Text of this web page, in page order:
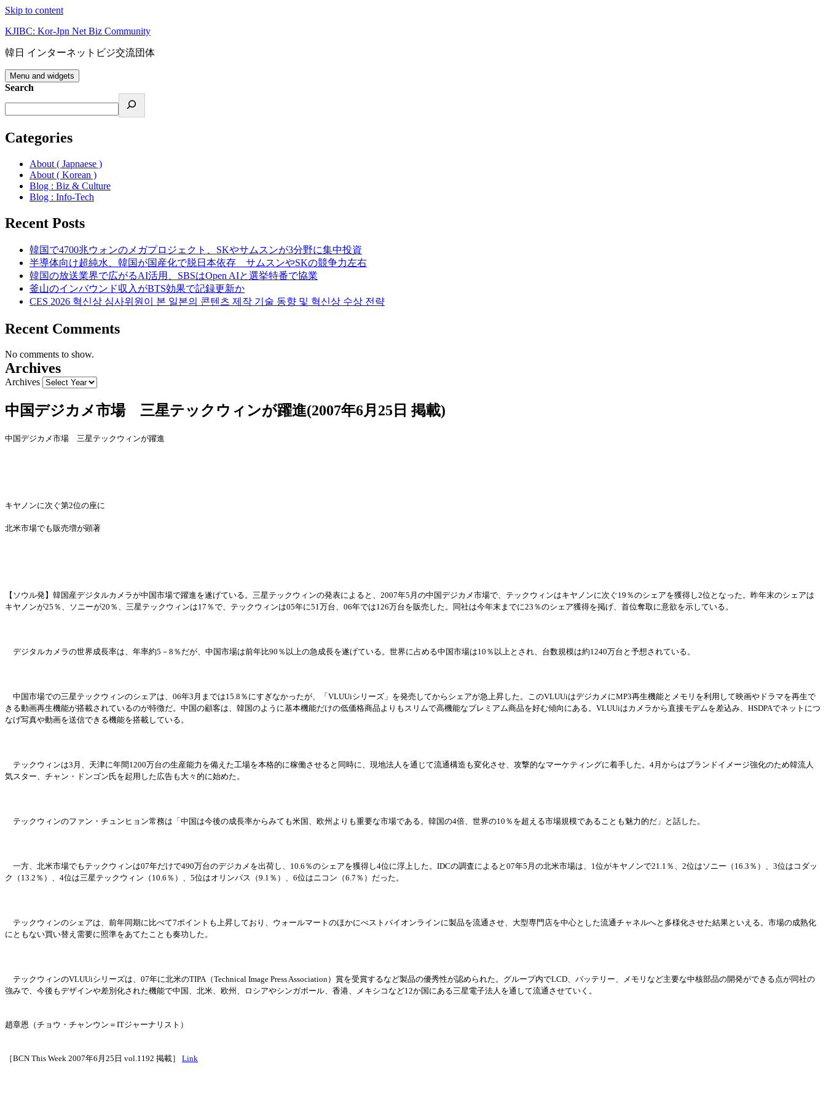
Skip to content
KJIBC: Kor-Jpn Net Biz Community
韓日 インターネットビジ交流団体
Menu and widgets
Search
Categories
About ( Japnaese )
About ( Korean )
Blog : Biz & Culture
Blog : Info-Tech
Recent Posts
韓国で4700兆ウォンのメガプロジェクト、SKやサムスンが3分野に集中投資
半導体向け超純水、韓国が国産化で脱日本依存 サムスンやSKの競争力左右
韓国の放送業界で広がるAI活用、SBSはOpen AIと選挙特番で協業
釜山のインバウンド収入がBTS効果で記録更新か
CES 2026 혁신상 심사위원이 본 일본의 콘텐츠 제작 기술 동향 및 혁신상 수상 전략
Recent Comments
No comments to show.
Archives
Archives
中国デジカメ市場 三星テックウィンが躍進(2007年6月25日 掲載)
中 国デジカメ市場 三星テックウィンが躍進
キヤノンに次ぐ第2位の座に
北米市場でも販売増が顕著
【ソウル発】韓国 産デジタルカメラが中 国市場で躍進を遂げている。三星テックウィンの発表によると、 2007年5月の中 国デジカメ市場で、テックウィンはキヤノンに次ぐ19％のシェアを獲得し2位となった。昨年末のシェアは
キヤノンが25％、ソニーが20％、三星テックウィンは17％で、テックウィンは05年に51万台、06年では126万台を販売 した。同社は今年末までに23％のシェア獲得を掲げ、首位奪取に意欲を示している。
デジタルカメラの世界成長率は、年率約5－8％だが、中 国市場は前年比90％以上の急成長を遂げている。世界に占める中 国市場は10％以上とされ、台数規模は約1240万台と予想されている。
中 国市場での三星テックウィンのシェアは、 06年3月までは15.8％にすぎなかったが、「VLUUiシリ ーズ」を発売 してからシェアが急上昇した。このVLUUiはデジカメにMP3再生機能とメモリを利用して映画やドラマを再生で
きる動画再生機能が搭載されているのが特徴だ。中 国の顧客は、韓国のように基本機能だけの低価格商品よりもスリムで高機能なプレミアム商品を好む傾向にある。 VLUUiはカメラから直接モデムを差込み、 HSDPAでネットにつ
なげ写真や動画を送信できる機能を搭載している。
テックウィンは3月、天津に年間1200万台の生産能力を備えた工場を本格的に稼働させると同時に、現地法人を通じて流通構造も変化させ、攻撃的なマーケティングに着手した。 4月からはブランドイメ ージ強化のため韓流人
気スタ ー、チャン ・ ドンゴン氏を起用した広告も大 々 的に始めた。
テックウィンのファン ・ チュンヒョン常務は「中 国 は今後の成長率からみても米国 、 欧州よりも重要な市場である。韓国の4倍、世界の10％を超える市場規模であることも魅力的だ」と話した。
一方、北米市場でもテックウィンは07年だけで490万台のデジカメを出荷し、10.6％のシェアを獲得し4位に浮上した。IDCの調査によると07年5月の北米市場は、1位がキヤノンで21.1％、2位はソニー （ 16.3％）、3位はコダッ
ク（13.2％）、4位は三星テックウィン（10.6％）、5位はオリンパス（9.1％）、6位はニコン（6.7％）だった。
テックウィンのシェアは、前年同期に比べて7ポイントも上昇しており、ウォ ールマー トのほかにべストバイオンラインに製品を流通させ、大型専門店を中心とした流通チャネルへと多様化させた結果といえる。市場の成熟化
にともない買い替え需要に照準をあてたことも奏功した。
テックウィンのVLUUiシリ ーズは、 07年に北米のTIPA（Technical Image Press Association）賞を受賞するなど製品の優秀性が認められた。グループ内でLCD、バッテリ ー、メモリなど主要な中核部品の開発ができる点が同社の
強みで、今後もデザインや差別化された機能で中 国 、北米、 欧州、ロシアやシンガポール、香港、メキシコなど12か国 にある三星電子法人を通して流通させていく。
趙章恩（チョウ ・ チャンウン＝ ITジャ ーナリスト）
［BCN This Week 2007年6月25日 vol.1192 掲載］ Link